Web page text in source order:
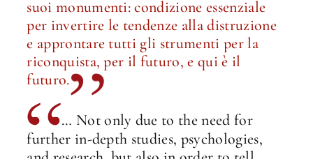
suoi monumenti: condizione essenziale
per invertire le tendenze alla distruzione
e approntare tutti gli strumenti per la
riconquista, per il futuro, e qui è il
futuro.
… Not only due to the need for
further in-depth studies, psychologies,